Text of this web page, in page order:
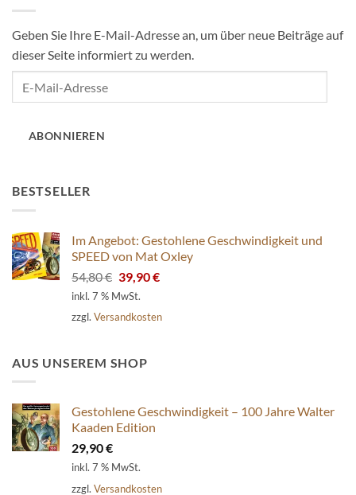
Geben Sie Ihre E-Mail-Adresse an, um über neue Beiträge auf
dieser Seite informiert zu werden.
ABONNIEREN
BESTSELLER
Im Angebot: Gestohlene Geschwindigkeit und
SPEED von Mat Oxley
54,80€ Ursprünglicher
Preis
war:
54,80 €
39,90€Aktueller
39,90 €.
inkl. 7 % MwSt.
zzgl. Versandkosten
AUS UNSEREM SHOP
Gestohlene Geschwindigkeit – 100 Jahre Walter
Kaaden Edition
29,90€
inkl. 7 % MwSt.
zzgl. Versandkosten